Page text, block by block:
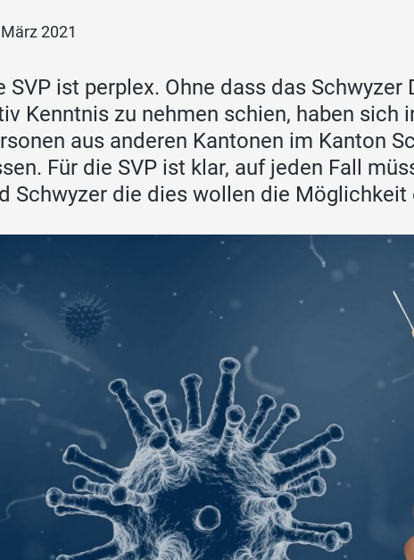
2021
SVP ist perplex. Ohne dass das
Kenntnis zu nehmen schien, haben sich
aus anderen Kantonen im Kanton
Für die SVP ist klar, auf jeden Fall
Schwyzer die dies wollen die